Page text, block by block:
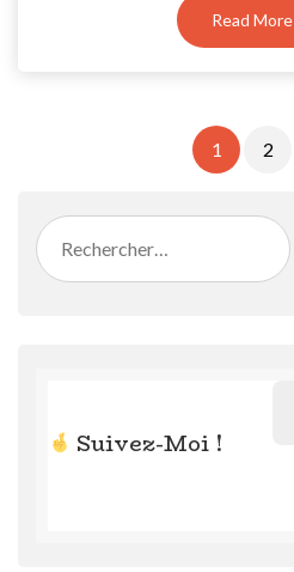
Read More
1 2
Rechercher :
Suivez-Moi !